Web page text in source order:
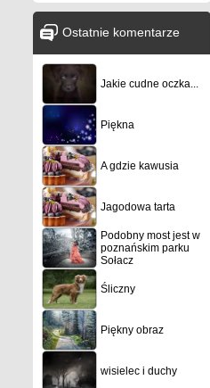
Ostatnie komentarze
Jakie cudne oczka...
Piękna
A gdzie kawusia
Jagodowa tarta
Podobny most jest w
poznańskim parku
Sołacz
Śliczny
Piękny obraz
wisielec i duchy